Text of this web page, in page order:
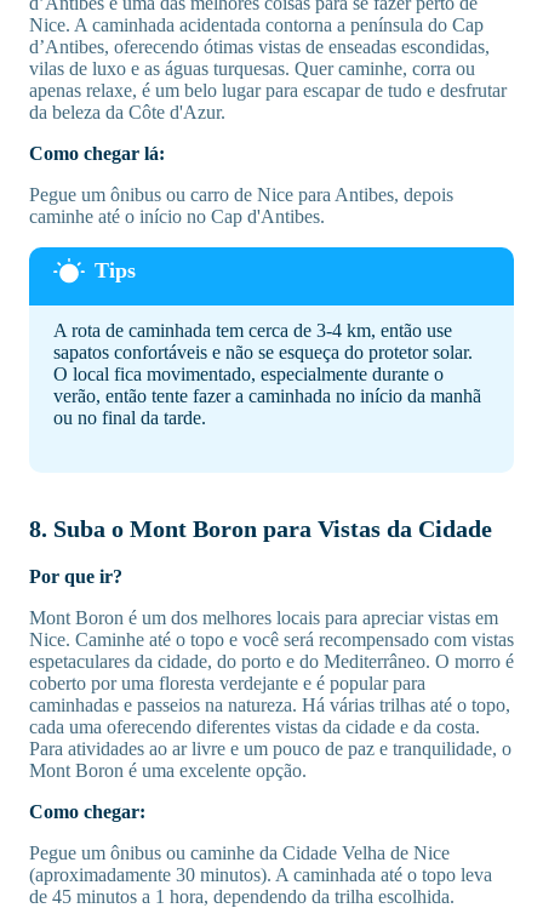
Nice. A caminhada acidentada contorna a península do Cap
d’Antibes, oferecendo ótimas vistas de enseadas escondidas,
vilas de luxo e as águas turquesas. Quer caminhe, corra ou
apenas relaxe, é um belo lugar para escapar de tudo e desfrutar
da beleza da Côte d'Azur.
Como chegar lá:
Pegue um ônibus ou carro de Nice para Antibes, depois
caminhe até o início no Cap d'Antibes.
A rota de caminhada tem cerca de 3-4 km, então use
sapatos confortáveis e não se esqueça do protetor solar.
O local fica movimentado, especialmente durante o
verão, então tente fazer a caminhada no início da manhã
ou no final da tarde.
8. Suba o Mont Boron para Vistas da Cidade
Por que ir?
Mont Boron é um dos melhores locais para apreciar vistas em
Nice. Caminhe até o topo e você será recompensado com vistas
espetaculares da cidade, do porto e do Mediterrâneo. O morro é
coberto por uma floresta verdejante e é popular para
caminhadas e passeios na natureza. Há várias trilhas até o topo,
cada uma oferecendo diferentes vistas da cidade e da costa.
Para atividades ao ar livre e um pouco de paz e tranquilidade, o
Mont Boron é uma excelente opção.
Como chegar:
Pegue um ônibus ou caminhe da Cidade Velha de Nice
(aproximadamente 30 minutos). A caminhada até o topo leva
de 45 minutos a 1 hora, dependendo da trilha escolhida.